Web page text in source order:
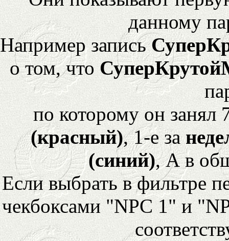
данному
Например запись
о том, что
по которому он
(красный), 1-е за
(синий), А в
Если выбрать в фильтре
чекбоксами "NPC 1" и